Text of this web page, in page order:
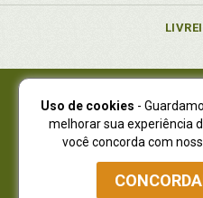
Juruá Editora Ltda.,
Juruá Informática Ltda.,
NOVO ENDEREÇO:R. Flávio
Curitiba -
Atendimento: (41) 4009-3900|
Uso de cookies -
melhorar sua experiência
você concorda com